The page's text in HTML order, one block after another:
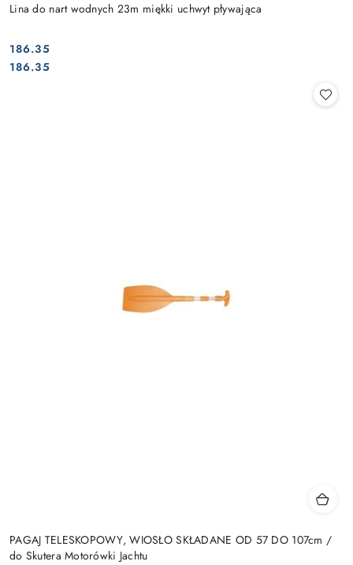
Lina do nart wodnych 23m miękki uchwyt pływająca
Cena:
186.35
Cena:
186.35
PAGAJ TELESKOPOWY, WIOSŁO SKŁADANE OD 57 DO 107cm /
do Skutera Motorówki Jachtu